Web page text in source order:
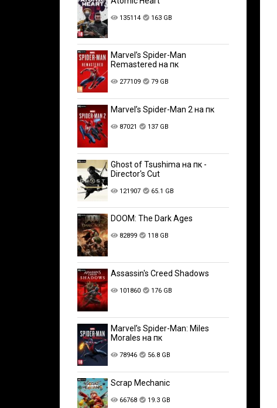
135114 163 GB
Marvel’s Spider-Man
Remastered на пк
277109 79 GB
Marvel’s Spider-Man 2 на пк
87021 137 GB
Ghost of Tsushima на пк -
Director's Cut
121907 65.1 GB
DOOM: The Dark Ages
82899 118 GB
Assassin's Creed Shadows
101860 176 GB
Marvel’s Spider-Man: Miles
Morales на пк
78946 56.8 GB
Scrap Mechanic
66768 19.3 GB